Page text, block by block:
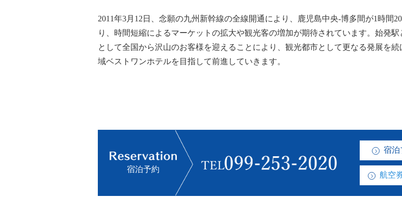
2011年3月12日、念願の九州新幹線の全線開通により、鹿児島中央-博多間が1時間
り、時間短縮によるマーケットの拡大や観光客の増加が期待されています。始発
として全国から沢山のお客様を迎えることにより、観光都市として更なる発展を
域ベストワンホテルを目指して前進していきます。
宿泊予約
宿泊
航空